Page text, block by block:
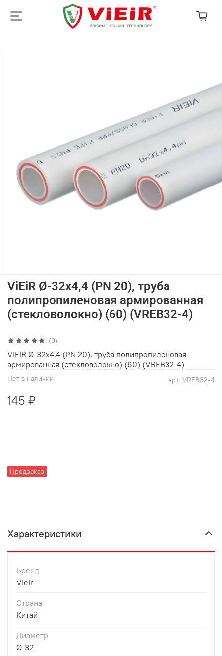
(0)
арт. VREB32-4
Нет в наличии
Предзаказ
ViEiR Ø-32х4,4 (PN 20), труба
полипропиленовая армированная
(стекловолокно) (60) (VREB32-4)
145 ₽
ViEiR Ø-32х4,4 (PN 20), труба полипропиленовая
армированная (стекловолокно) (60) (VREB32-4)
Характеристики
Бренд
Vieir
Страна
Китай
Диаметр
Ø-32